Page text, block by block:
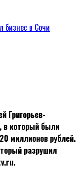
Григорьев-
в который были
миллионов рублей.
разрушил